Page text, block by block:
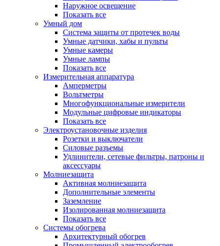
Наружное освещение
Показать все
Умный дом
Система защиты от протечек воды
Умные датчики, хабы и пульты
Умные камеры
Умные лампы
Показать все
Измерительная аппаратура
Амперметры
Вольтметры
Многофункциональные измерители
Модульные цифровые индикаторы
Показать все
Электроустановочные изделия
Розетки и выключатели
Силовые разъемы
Удлинители, сетевые фильтры, патроны и
аксессуары
Молниезащита
Активная молниезащита
Дополнительные элементы
Заземление
Изолированная молниезащита
Показать все
Системы обогрева
Архитектурный обогрев